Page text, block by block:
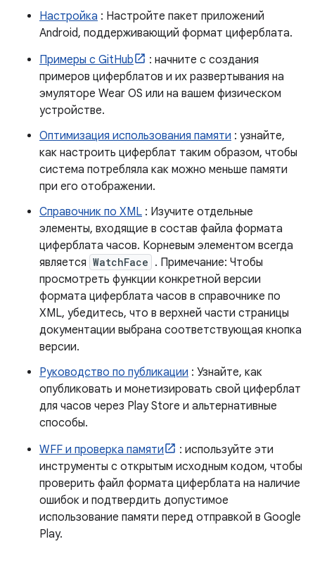
Настройка : Настройте пакет приложений
Android, поддерживающий формат циферблата.
Примеры с GitHub
: начните с создания
примеров циферблатов и их развертывания на
эмуляторе Wear OS или на вашем физическом
устройстве.
Оптимизация использования памяти : узнайте,
как настроить циферблат таким образом, чтобы
система потребляла как можно меньше памяти
при его отображении.
Справочник по XML : Изучите отдельные
элементы, входящие в состав файла формата
циферблата часов. Корневым элементом всегда
является WatchFace . Примечание: Чтобы
просмотреть функции конкретной версии
формата циферблата часов в справочнике по
XML, убедитесь, что в верхней части страницы
документации выбрана соответствующая кнопка
версии.
Руководство по публикации : Узнайте, как
опубликовать и монетизировать свой циферблат
для часов через Play Store и альтернативные
способы.
WFF и проверка памяти
: используйте эти
инструменты с открытым исходным кодом, чтобы
проверить файл формата циферблата на наличие
ошибок и подтвердить допустимое
использование памяти перед отправкой в ​​Google
Play.